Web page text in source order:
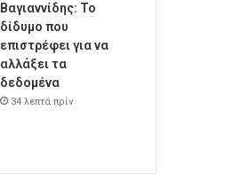
Βαγιαννίδης: Το
δίδυμο που
επιστρέφει για να
αλλάξει τα
δεδομένα
34 λεπτά πρίν